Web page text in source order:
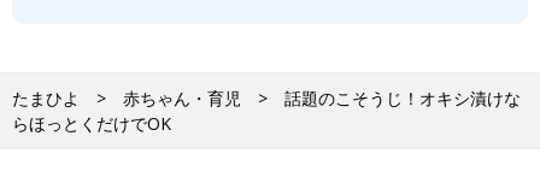
たまひよ 赤ちゃん・育児
話題のこそうじ！オキシ漬けな
らほっとくだけでOK